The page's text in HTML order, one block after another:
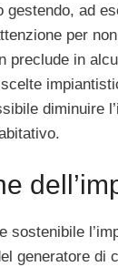
ad
per
preclude in
diminuire
sostenibile
generatore di